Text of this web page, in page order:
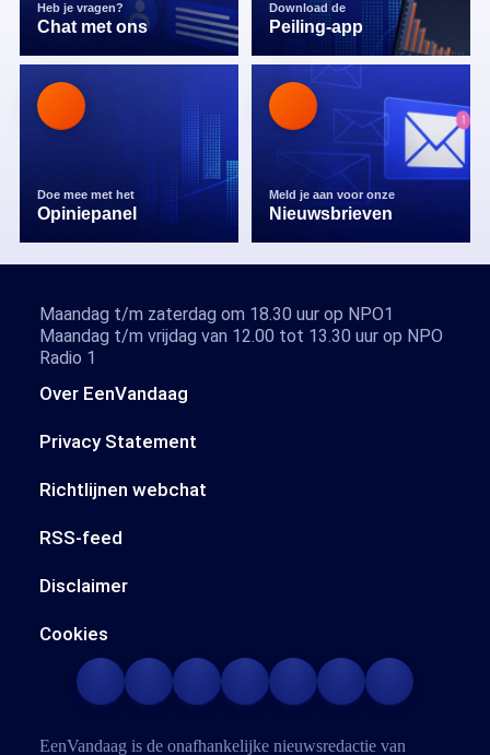
Heb je vragen?
Chat met ons
Download de
Peiling-app
Doe mee met het
Opiniepanel
Meld je aan voor onze
Nieuwsbrieven
Over EenVandaag
Privacy Statement
Richtlijnen webchat
RSS-feed
Disclaimer
Cookies
Maandag t/m zaterdag om 18.30 uur op NPO1
Maandag t/m vrijdag van 12.00 tot 13.30 uur op NPO
Radio 1
EenVandaag is de onafhankelijke nieuwsredactie van